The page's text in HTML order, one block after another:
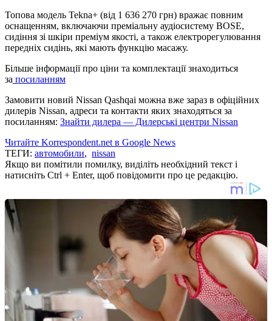
Топова модель Tekna+ (від 1 636 270 грн) вражає повним
оснащенням, включаючи преміальну аудіосистему BOSE,
сидіння зі шкіри преміум якості, а також електрорегулювання
передніх сидінь, які мають функцію масажу.
Більше інформації про ціни та комплектації знаходиться
за посиланням
Замовити новий Nissan Qashqai можна вже зараз в офіційних
дилерів Nissan, адреси та контакти яких знаходяться за
посиланням: Знайти дилера — Дилерські центри Nissan
Читайте Korrespondent.net в Google News
ТЕГИ: автомобили, nissan
Якщо ви помітили помилку, виділіть необхідний текст і
натисніть Ctrl + Enter, щоб повідомити про це редакцію.